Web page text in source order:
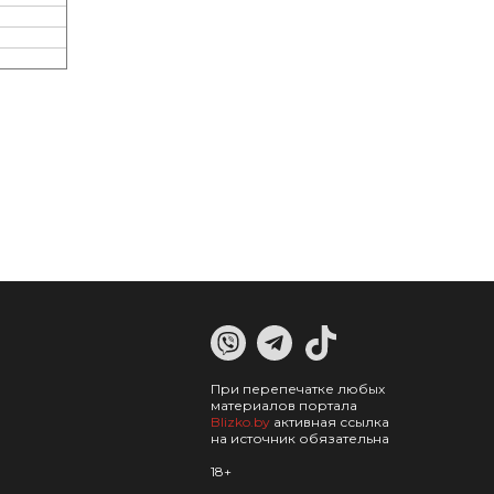
При перепечатке любых
материалов портала
Blizko.by активная ссылка
на источник обязательна
18+